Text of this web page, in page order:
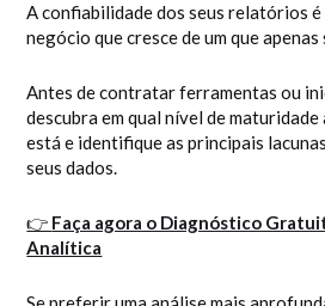
A confiabilidade dos seus relatórios é
negócio que cresce de um que
Antes de contratar ferramentas ou
descubra em qual nível de
está e identifique as principais
seus dados.
👉 Faça agora o Diagnóstico
Analítica